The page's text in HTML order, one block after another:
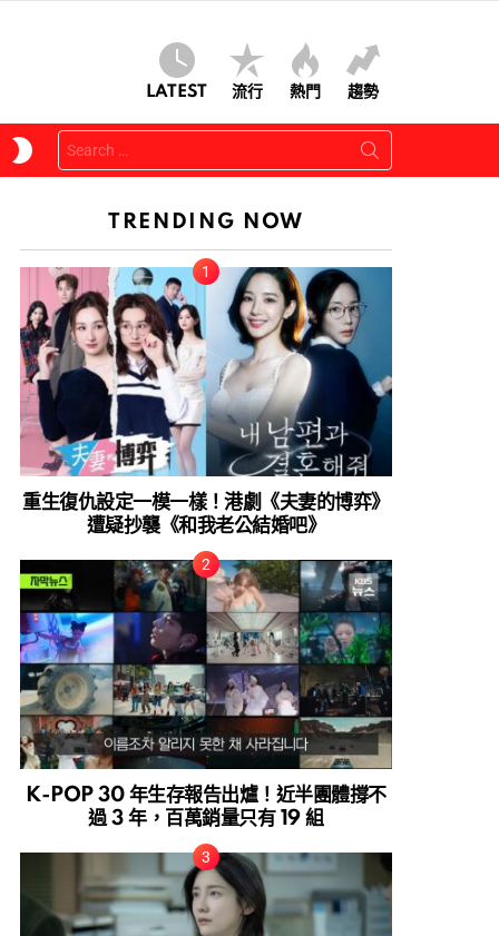
LATEST 流行 熱門 趨勢
SKIN
Search
for:
TRENDING NOW
重生復仇設定一模一樣！港劇《夫妻的博弈》
遭疑抄襲《和我老公結婚吧》
K-POP 30 年生存報告出爐！近半團體撐不
過 3 年，百萬銷量只有 19 組